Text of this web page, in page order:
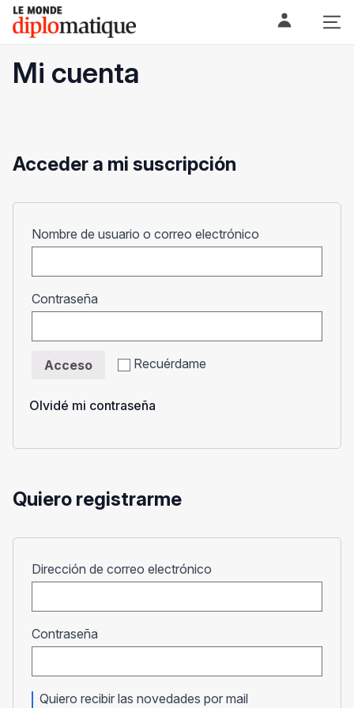
Skip
content
Le monde diplomatique
Mi cuenta
Acceder a mi suscripción
Nombre de usuario o correo electrónico
Contraseña
Recuérdame
Acceso
Olvidé mi contraseña
Quiero registrarme
Dirección de correo electrónico
Contraseña
Quiero recibir las novedades por mail